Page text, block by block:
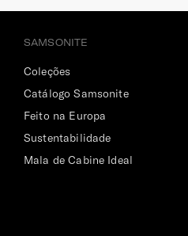
SAMSONITE
Coleções
Catálogo Samsonite
Feito na Europa
Sustentabilidade
Mala de Cabine Ideal